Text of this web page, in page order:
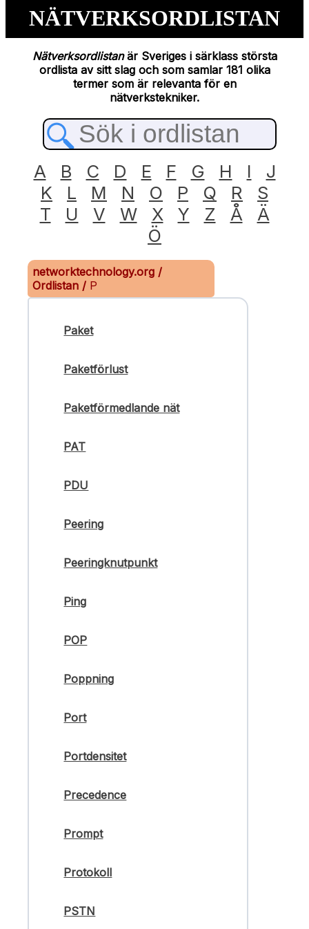
NÄTVERKSORDLISTAN
Nätverksordlistanär Sveriges i särklass största
ordlista av sitt slag och som samlar 181 olika
termer som är relevanta för en
nätverkstekniker.
A B C D E F G H I
J
K
L M N O P Q R
S
T
U V W X Y Z Å
Ä
Ö
networktechnology.org /
Ordlistan / P
Paket
Paketförlust
Paketförmedlande nät
PAT
PDU
Peering
Peeringknutpunkt
Ping
POP
Poppning
Port
Portdensitet
Precedence
Prompt
Protokoll
PSTN